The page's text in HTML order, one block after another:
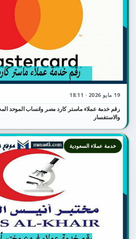
19 مايو 2026 · 18:11
والاستفسار
خدمة عملاء السعودية